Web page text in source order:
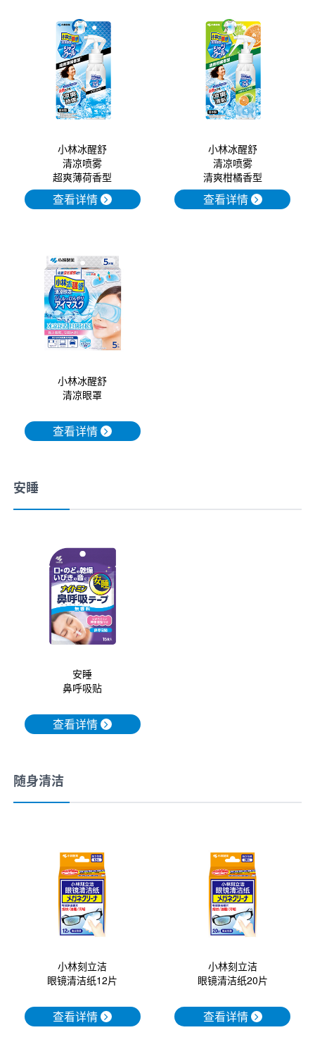
小林冰醒舒
清凉喷雾
超爽薄荷香型
查看详情
小林冰醒舒
清凉喷雾
清爽柑橘香型
查看详情
小林冰醒舒
清凉眼罩
查看详情
安睡
安睡
鼻呼吸贴
查看详情
随身清洁
小林刻立洁
眼镜清洁纸12片
查看详情
小林刻立洁
眼镜清洁纸20片
查看详情